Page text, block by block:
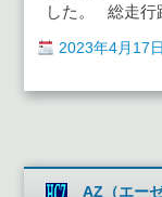
した。 総走行
2023年4月17日
AZ（エー